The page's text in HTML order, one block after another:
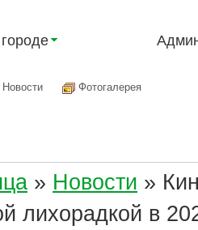
Новости Фотогалерея
» Новости »
лихорадкой в